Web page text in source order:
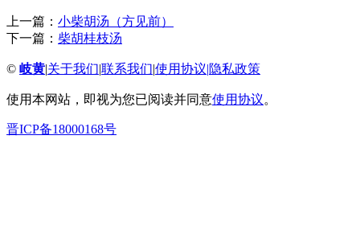
上一篇： 小柴胡汤（方见前）
下一篇： 柴胡桂枝汤
© 岐黄|关于我们|联系我们|使用协议|隐私政策
使用本网站，即视为您已阅读并同意使用协议。
晋ICP备18000168号